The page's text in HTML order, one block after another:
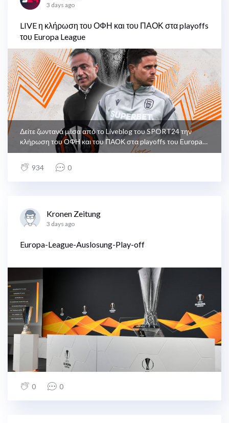
3 days ago
LIVE η κλήρωση του ΟΦΗ και του ΠΑΟΚ στα playoffs
του Europa League
Δείτε ζωντανά μέσα από το Liveblog του SPORT24 την
κλήρωση του ΟΦΗ και του ΠΑΟΚ στα playoffs του Europa
League.
934
0
Kronen Zeitung
3 days ago
Europa-League-Auslosung-Play-off
0 0